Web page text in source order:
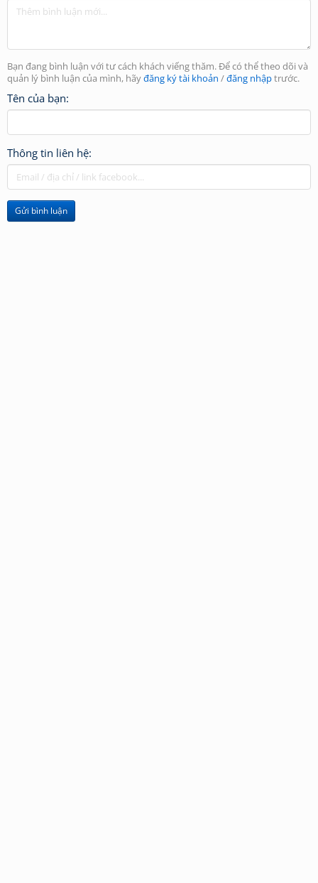
Bạn đang bình luận với tư cách khách viếng thăm. Để có thể theo dõi và
quản lý bình luận của mình, hãyđăng ký tài khoản /đăng nhậptrước.
Tên của bạn:
Thông tin liên hệ:
Gửi bình luận